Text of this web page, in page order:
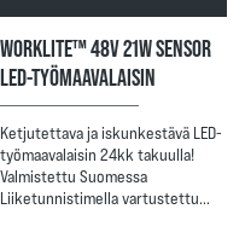
WORKLITE™ 48V 21W SENSOR
LED-TYÖMAAVALAISIN
Ketjutettava ja iskunkestävä LED-
työmaavalaisin 24kk takuulla!
Valmistettu Suomessa
Liiketunnistimella vartustettu…